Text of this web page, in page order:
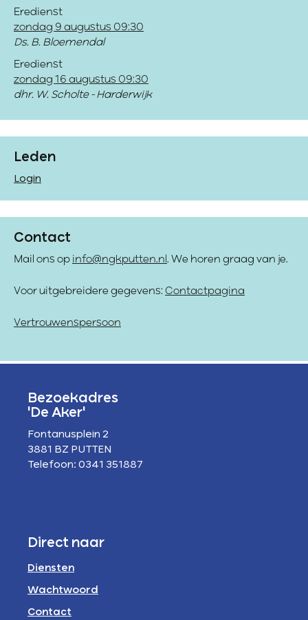
Eredienst
zondag 9 augustus 09:30
Ds. B. Bloemendal
Eredienst
zondag 16 augustus 09:30
dhr. W. Scholte - Harderwijk
Leden
Login
Contact
Mail ons op info@ngkputten.nl . We horen graag van je.
Voor uitgebreidere gegevens: Contactpagina
Vertrouwenspersoon
Bezoekadres
'De Aker'
Fontanusplein 2
3881 BZ PUTTEN
Telefoon: 0341 351887
Direct naar
Diensten
Wachtwoord
Contact